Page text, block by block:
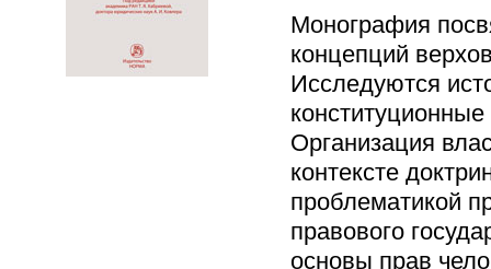
Монография
концепций
Исследуются
Организация
контексте
проблематикой
правового
основы прав